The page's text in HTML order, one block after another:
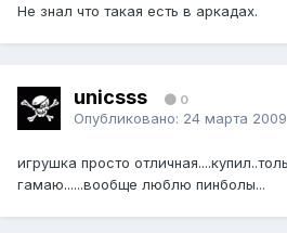
Не знал что такая есть в аркадах.
unicsss 0
Опубликовано: 24 марта 2009
игрушка просто
гамаю......вообще люблю пинболы...